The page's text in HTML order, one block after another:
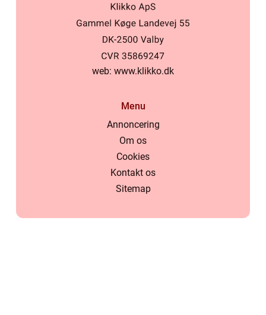
web: www.klikko.dk
Menu
Annoncering
Om os
Cookies
Kontakt os
Sitemap